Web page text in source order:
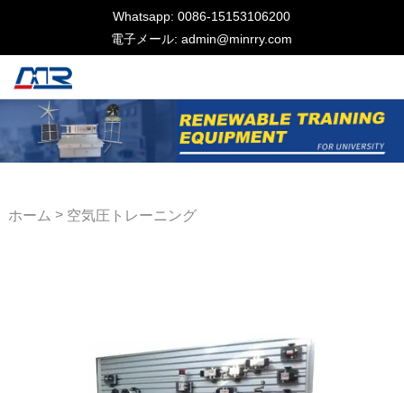
Whatsapp: 0086-15153106200
電子メール: admin@minrry.com
ホーム > 空気圧トレーニング